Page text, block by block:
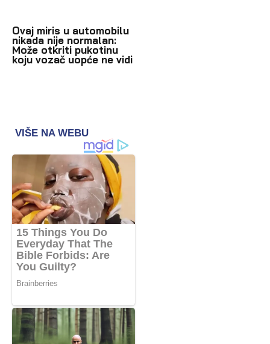
Ovaj miris u automobilu
nikada nije normalan:
Može otkriti pukotinu
koju vozač uopće ne vidi